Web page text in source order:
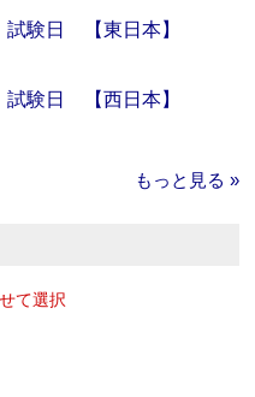
験日 【東日本】
験日 【西日本】
もっと見る »
て選択